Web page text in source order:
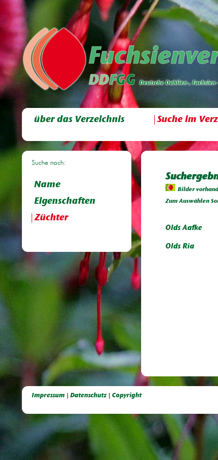
über das Verzeichnis Suche im
Suche nach:
Name
Eigenschaften
Züchter
Bilder
Zum Auswählen
Olds Aafke
Olds Ria
Impressum | Datenschutz | Copyright